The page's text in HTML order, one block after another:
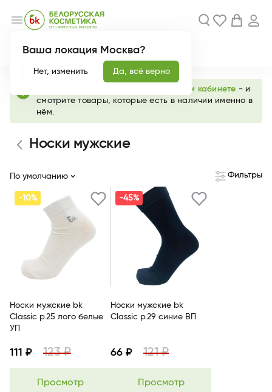
Ваша локация Москва?
Нет, изменить Да, всё верно
menu
Новинки Акции
info личном кабинете - и
смотрите товары, которые есть в наличии именно в
нём.
Носки мужские
По умолчанию Фильтры
-10%
Носки мужские bk
Classic р.25 лого белые
УП
111 ₽ 123 ₽
Просмотр
-45%
Носки мужские bk
Classic р.29 синие ВП
66 ₽ 121 ₽
Просмотр